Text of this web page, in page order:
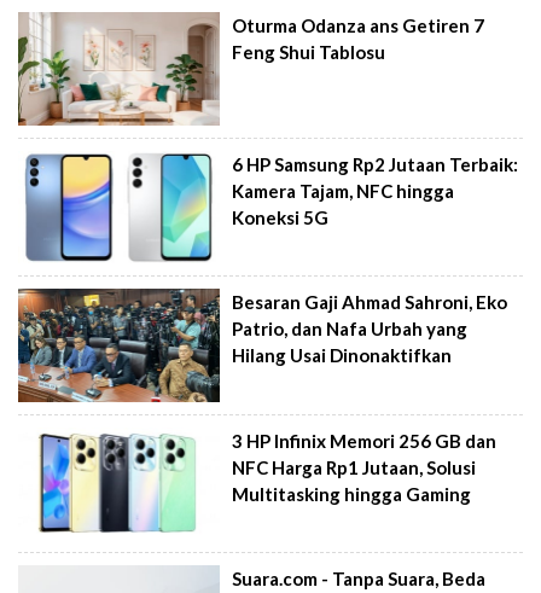
Oturma Odanza ans Getiren 7
Feng Shui Tablosu
6 HP Samsung Rp2 Jutaan Terbaik:
Kamera Tajam, NFC hingga
Koneksi 5G
Besaran Gaji Ahmad Sahroni, Eko
Patrio, dan Nafa Urbah yang
Hilang Usai Dinonaktifkan
3 HP Infinix Memori 256 GB dan
NFC Harga Rp1 Jutaan, Solusi
Multitasking hingga Gaming
Suara.com - Tanpa Suara, Beda